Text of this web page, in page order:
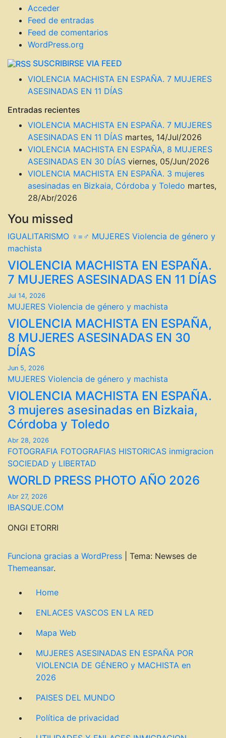
BLOG Acceder
Feed de entradas
Feed de comentarios
WordPress.org
SUSCRIBIRSE VIA FEED
VIOLENCIA MACHISTA EN ESPAÑA. 7 MUJERES
ASESINADAS EN 11 DÍAS
Entradas recientes
VIOLENCIA MACHISTA EN ESPAÑA. 7 MUJERES
ASESINADAS EN 11 DÍAS martes, 14/Jul/2026
VIOLENCIA MACHISTA EN ESPAÑA, 8 MUJERES
ASESINADAS EN 30 DÍAS viernes, 05/Jun/2026
VIOLENCIA MACHISTA EN ESPAÑA. 3 mujeres
asesinadas en Bizkaia, Córdoba y Toledo martes,
28/Abr/2026
You missed
IGUALITARISMO ♀=♂ MUJERES Violencia de género y
machista
VIOLENCIA MACHISTA EN ESPAÑA.
7 MUJERES ASESINADAS EN 11 DÍAS
Jul 14, 2026
MUJERES Violencia de género y machista
VIOLENCIA MACHISTA EN ESPAÑA,
8 MUJERES ASESINADAS EN 30
DÍAS
Jun 5, 2026
MUJERES Violencia de género y machista
VIOLENCIA MACHISTA EN ESPAÑA.
3 mujeres asesinadas en Bizkaia,
Córdoba y Toledo
Abr 28, 2026
FOTOGRAFIA FOTOGRAFIAS HISTORICAS inmigracion
SOCIEDAD y LIBERTAD
WORLD PRESS PHOTO AÑO 2026
Abr 27, 2026
IBASQUE.COM
ONGI ETORRI
Funciona gracias a WordPress
Tema: Newses de
Themeansar.
Home
ENLACES VASCOS EN LA RED
Mapa Web
MUJERES ASESINADAS EN ESPAÑA POR
VIOLENCIA DE GÉNERO y MACHISTA en
2026
PAISES DEL MUNDO
Política de privacidad